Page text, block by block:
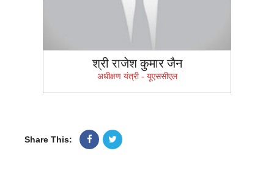
श्री राजेश कुमार जैन
अधीक्षण यंत्री - यूएससीएल
Share This: